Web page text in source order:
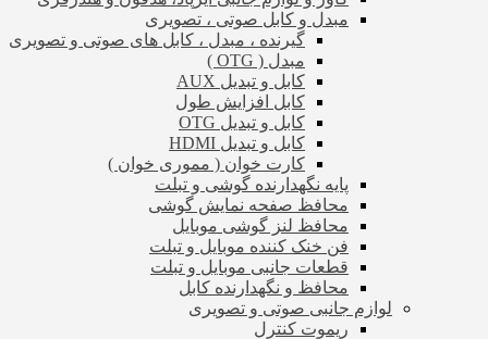
مبدل و کابل صوتی ، تصویری
گیرنده ، مبدل ، کابل های صوتی و تصویری
مبدل ( OTG )
کابل و تبدیل AUX
کابل افزایش طول
کابل و تبدیل OTG
کابل و تبدیل HDMI
کارت خوان ( مموری خوان )
پایه نگهدارنده گوشی و تبلت
محافظ صفحه نمایش گوشی
محافظ لنز گوشی موبایل
فن خنک کننده موبایل و تبلت
قطعات جانبی موبایل و تبلت
محافظ و نگهدارنده کابل
لوازم جانبی صوتی و تصویری
ریموت کنترل